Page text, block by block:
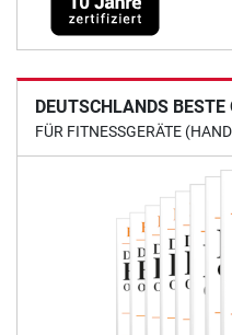
DEUTSCHLANDS
FÜR FITNESSGERÄTE